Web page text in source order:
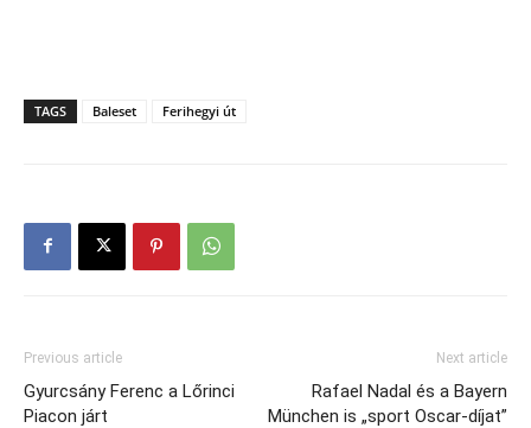
TAGS Baleset Ferihegyi út
Previous article
Gyurcsány Ferenc a Lőrinci
Piacon járt
Next article
Rafael Nadal és a Bayern
München is „sport Oscar-díjat”